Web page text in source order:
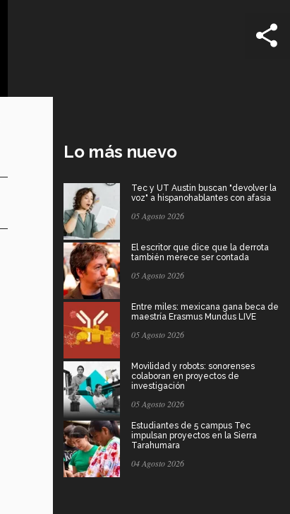
Lo más nuevo
Tec y UT Austin buscan "devolver la
voz" a hispanohablantes con afasia
05 Agosto 2026
El escritor que dice que la derrota
también merece ser contada
05 Agosto 2026
Entre miles: mexicana gana beca de
maestría Erasmus Mundus LIVE
05 Agosto 2026
Movilidad y robots: sonorenses
colaboran en proyectos de
investigación
05 Agosto 2026
Estudiantes de 5 campus Tec
impulsan proyectos en la Sierra
Tarahumara
04 Agosto 2026